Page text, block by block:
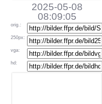
2025-05-08
08:09:05
orig.:
250px:
vga:
hd: